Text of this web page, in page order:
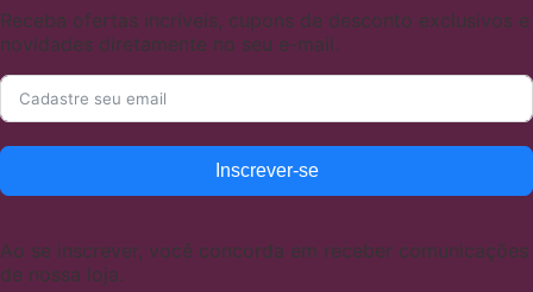
Receba ofertas incríveis, cupons de desconto exclusivos e
novidades diretamente no seu e-mail.
Inscrever-se
Ao se inscrever, você concorda em receber comunicações
de nossa loja.